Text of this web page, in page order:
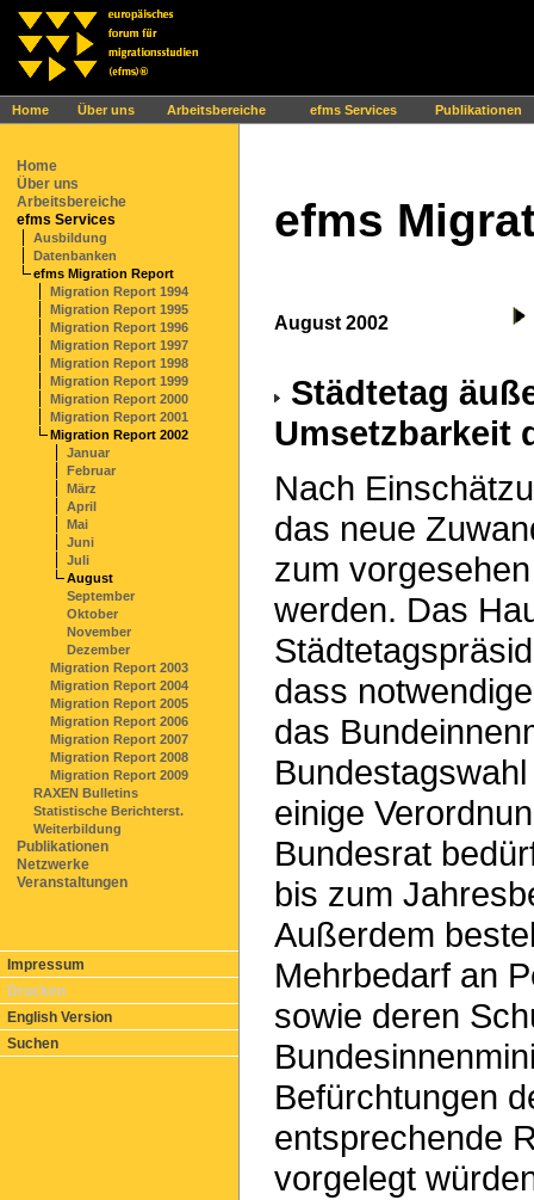
Home Über uns Arbeitsbereiche efms Services Publikationen
Ihr Browser interpretiert leider kein JavaScript!
Home
Über uns
Arbeitsbereiche
efms Services
Ausbildung
Datenbanken
efms Migration Report
Migration Report 1994
Migration Report 1995
Migration Report 1996
Migration Report 1997
Migration Report 1998
Migration Report 1999
Migration Report 2000
Migration Report 2001
Migration Report 2002
Januar
Februar
März
April
Mai
Juni
Juli
August
September
Oktober
November
Dezember
Migration Report 2003
Migration Report 2004
Migration Report 2005
Migration Report 2006
Migration Report 2007
Migration Report 2008
Migration Report 2009
RAXEN Bulletins
Statistische Berichterst.
Weiterbildung
Publikationen
Netzwerke
Veranstaltungen
Impressum
Drucken
English Version
Suchen
efms
August 2002
Städtetag
Umsetzbarkeit
Nach
das neue
zum
werden. Das
dass
das
einige
Bundesrat
bis zum
Außerdem
Mehrbedarf an
sowie deren
Befürchtungen
entsprechende
vorgelegt